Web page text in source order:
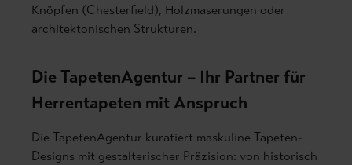
Knöpfen (Chesterfield), Holzmaserungen oder
architektonischen Strukturen.
Die TapetenAgentur – Ihr Partner für
Herrentapeten mit Anspruch
Die TapetenAgentur kuratiert maskuline Tapeten-
Designs mit gestalterischer Präzision: von historisch